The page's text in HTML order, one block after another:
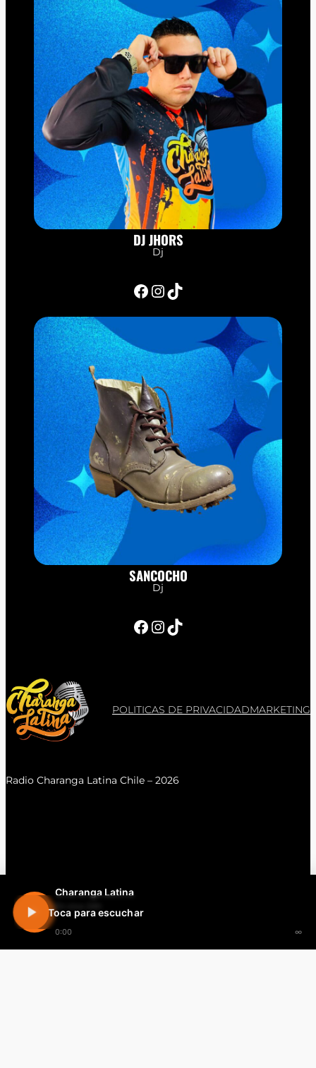
Charanga Latina
En vivo 24h
0:00 ∞
Toca para escuchar
DJ JHORS
Dj
Facebook InstagramTikTok
SANCOCHO
Dj
Facebook InstagramTikTok
POLITICAS DE PRIVACIDADMARKETING
Radio Charanga Latina Chile – 2026